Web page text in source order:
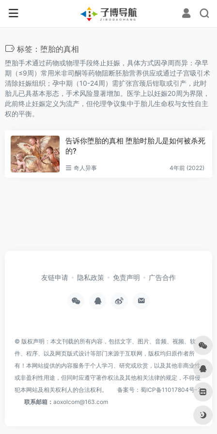
标签：堕胎的真相
堕胎手术通过药物或物理手段终止妊娠，具体方式因孕周而异：孕早
期（≤9周）常用米非司酮等药物阻断胚胎营养供应或通过子宫吸引术
清除妊娠组织；孕中期（10-24周）需扩张宫颈后钳取或引产，此时
胎儿已具基本形态，手术风险显著增加。医学上以妊娠20周为界限，
此前终止妊娠定义为流产，但伦理争议集中于胎儿生命权与女性自主
权的平衡。
告诉你堕胎的真相 堕胎时胎儿是如何被杀死
的?
奇人异事 4年前 (2022)
友链申请 隐私政策 免责声明 广告合作
© 版权声明：本文刊载的所有内容，包括文字、图片、音频、视频、软
件、程序、以及网页版式设计等部门来源于互联网，版权均归原作者所
有！本网站提供的内容服务于个人学习、研究或欣赏，以及其他非商业性
或非盈利性用途，但同时应遵守著作权法及其他相关法律的规定，不得侵
犯本网站及相关权利人的合法权利。
备案号： 蜀ICP备11017804号-3
联系邮箱： aoxolcom@163.com